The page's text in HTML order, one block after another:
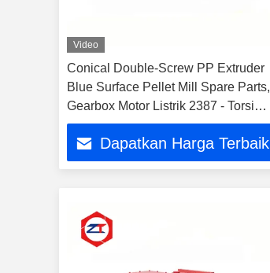
Video
Conical Double-Screw PP Extruder
Blue Surface Pellet Mill Spare Parts,
Gearbox Motor Listrik 2387 - Torsi
2685N.M
Dapatkan Harga Terbaik